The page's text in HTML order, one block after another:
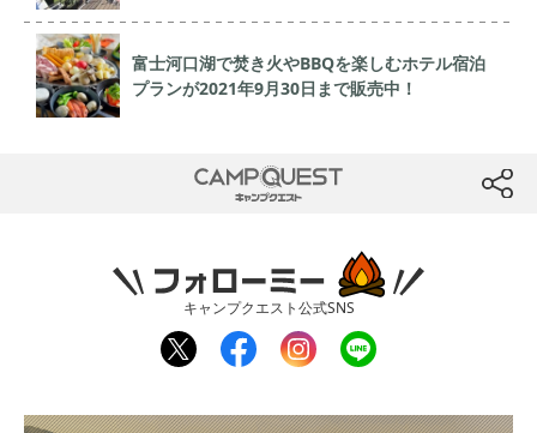
富士河口湖で焚き火やBBQを楽しむホテル宿泊
プランが2021年9月30日まで販売中！
btn
CAMP QUEST
フォローミー
キャンプクエスト公式SNS
twit
ter
fac
ebo
inst
agr
line